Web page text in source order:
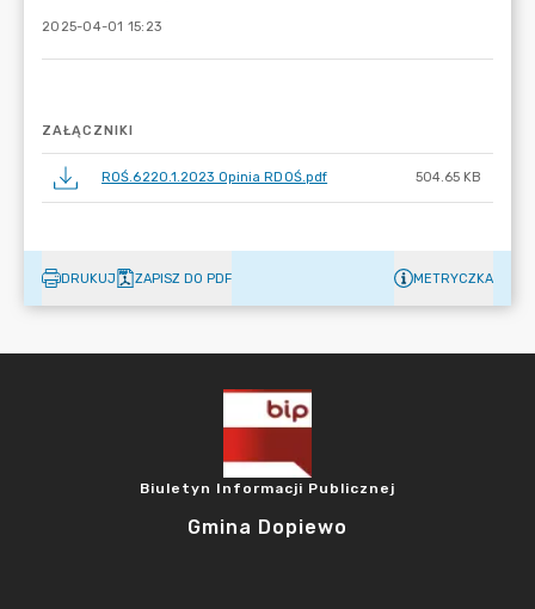
2025-04-01 15:23
ZAŁĄCZNIKI
ROŚ.6220.1.2023 Opinia RDOŚ.pdf 504.65 KB
DRUKUJ ZAPISZ DO PDF METRYCZKA
Biuletyn Informacji Publicznej
Gmina Dopiewo